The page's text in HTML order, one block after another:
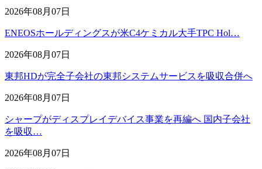
2026年08月07日
ENEOSホールディングスが米C4ケミカル大手TPC Hol…
2026年08月07日
東邦HDが完全子会社の東邦システムサービスを吸収合併へ
2026年08月07日
シャープがディスプレイデバイス事業を再編へ 国内子会社
を吸収…
2026年08月07日